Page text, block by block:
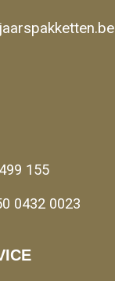
155
0432 0023